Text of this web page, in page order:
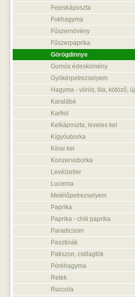
Fejeskáposzta
Fokhagyma
Fűszernövény
Fűszerpaprika
Görögdinnye
Gumós édeskömény
Gyökérpetrezselyem
Hagyma - vörös, lila, kötöző, új
Karalábé
Karfiol
Kelkáposzta, leveles kel
Kígyóuborka
Kínai kel
Konzervuborka
Levélzeller
Lucerna
Metélőpetrezselyem
Paprika
Paprika - chili paprika
Paradicsom
Pasztinák
Patiszon, csillagtök
Póréhagyma
Retek
Ruccola